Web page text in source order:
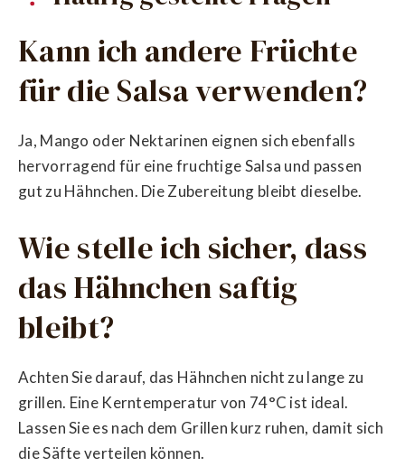
Kann ich andere Früchte
für die Salsa verwenden?
Ja, Mango oder Nektarinen eignen sich ebenfalls
hervorragend für eine fruchtige Salsa und passen
gut zu Hähnchen. Die Zubereitung bleibt dieselbe.
Wie stelle ich sicher, dass
das Hähnchen saftig
bleibt?
Achten Sie darauf, das Hähnchen nicht zu lange zu
grillen. Eine Kerntemperatur von 74°C ist ideal.
Lassen Sie es nach dem Grillen kurz ruhen, damit sich
die Säfte verteilen können.